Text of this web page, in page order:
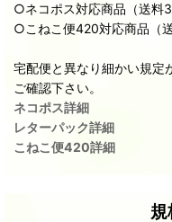
○ネコポス対応商品（送料
○こねこ便420対応商品（
宅配便と異なり細かい規定
ご確認下さい。
ネコポス詳細
レターパック詳細
こねこ便420詳細
規